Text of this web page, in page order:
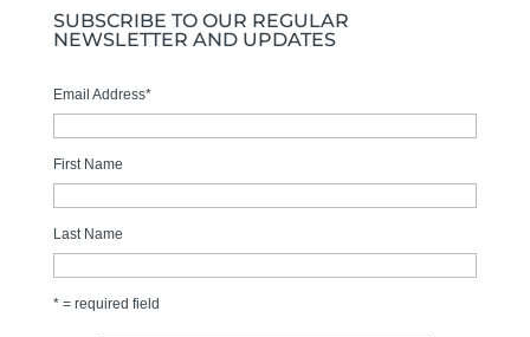
SUBSCRIBE TO OUR REGULAR
NEWSLETTER AND UPDATES
Email Address*
First Name
Last Name
* = required field